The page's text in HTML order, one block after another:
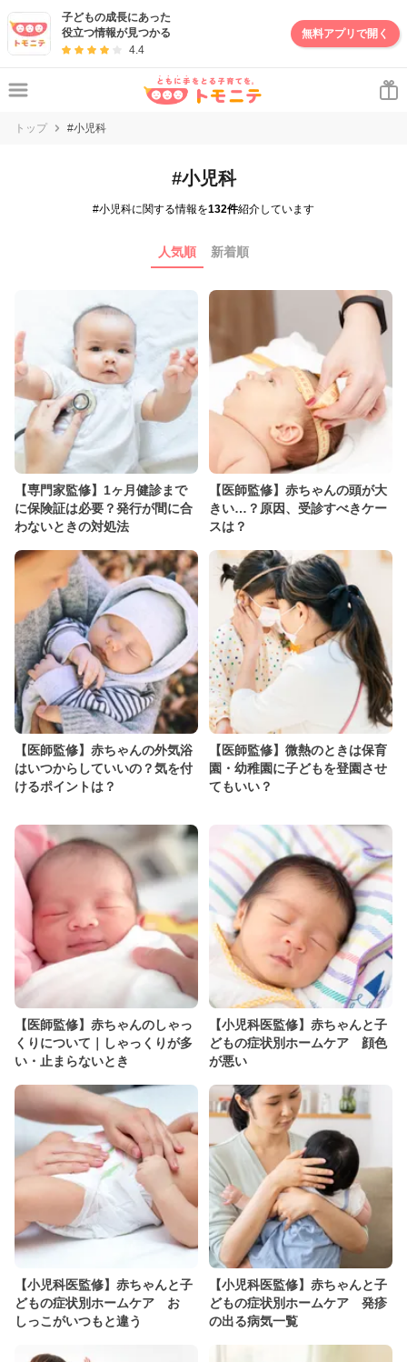
子どもの成長にあった
役立つ情報が見つかる
4.4
無料アプリで開く
トップ #小児科
#小児科
#小児科に関する情報を132件紹介しています
人気順 新着順
【専門家監修】1ヶ月健診まで
に保険証は必要？発行が間に合
わないときの対処法
【医師監修】赤ちゃんの頭が大
きい…？原因、受診すべきケー
スは？
【医師監修】赤ちゃんの外気浴
はいつからしていいの？気を付
けるポイントは？
【医師監修】微熱のときは保育
園・幼稚園に子どもを登園させ
てもいい？
【医師監修】赤ちゃんのしゃっ
くりについて｜しゃっくりが多
い・止まらないとき
【小児科医監修】赤ちゃんと子
どもの症状別ホームケア 顔色
が悪い
【小児科医監修】赤ちゃんと子
どもの症状別ホームケア お
しっこがいつもと違う
【小児科医監修】赤ちゃんと子
どもの症状別ホームケア 発疹
の出る病気一覧